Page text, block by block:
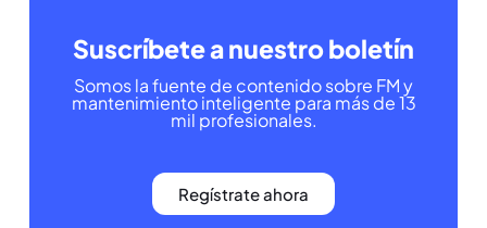
Suscríbete a nuestro boletín
Somos la fuente de contenido sobre FM y
mantenimiento inteligente para más de 13
mil profesionales.
Regístrate ahora